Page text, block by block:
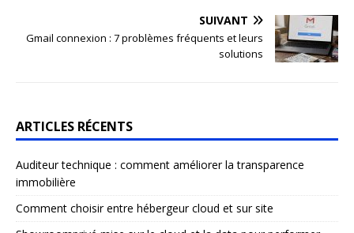
SUIVANT
Gmail connexion : 7 problèmes fréquents et leurs
solutions
ARTICLES RÉCENTS
Auditeur technique : comment améliorer la transparence
immobilière
Comment choisir entre hébergeur cloud et sur site